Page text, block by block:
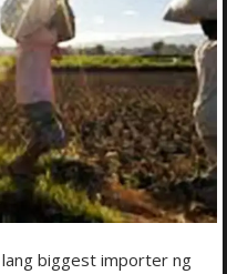
lang biggest importer ng